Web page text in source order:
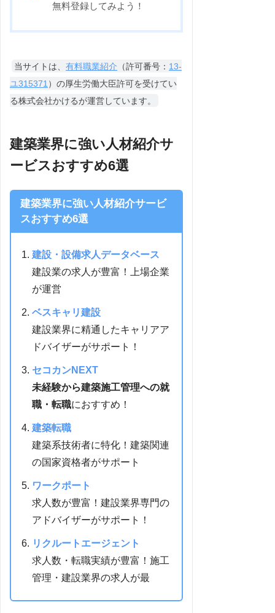
無料登録してみよう！
当サイトは、有料職業紹介 （許可番号： 13-
ユ315371 ）の厚生労働大臣許可を受けてい
る株式会社かけるが運営しています。
建築業界に強い人材紹介サ
ービスおすすめ6選
建築業界に強い人材紹介サービ
スおすすめ6選
建設・設備求人データベース
建設業の求人が豊富！上場企業
が運営
ベスキャリ建設
建設業界に精通したキャリアア
ドバイザーがサポート！
セコカンNEXT
未経験から建築施工管理への就
職・転職におすすめ！
建築転職
建築系技術者に特化！建築関連
の国家資格者がサポート
ワークポート
求人数が豊富！建設業界専門の
アドバイザーがサポート！
リクルートエージェント
求人数・転職実績が豊富！施工
管理・建設業界の求人が最